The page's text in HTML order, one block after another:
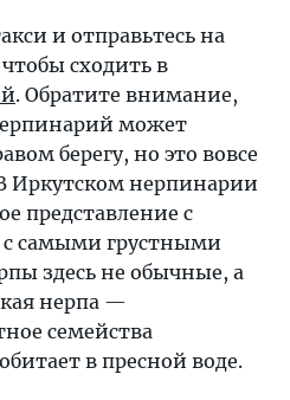
и отправьтесь на
сходить в
. Обратите внимание,
может
берегу, но это вовсе
Иркутском нерпинарии
представление с
самыми грустными
здесь не обычные, а
нерпа —
семейства
в пресной воде.